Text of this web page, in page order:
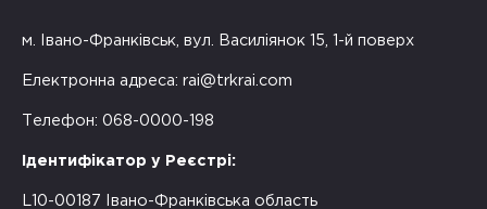
м. Івано-Франківськ, вул. Василіянок 15, 1-й поверх
Електронна адреса: rai@trkrai.com
Телефон: 068-0000-198
Ідентифікатор у Реєстрі:
L10-00187 Івано-Франківська область